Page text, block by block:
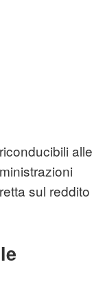
alle
sul reddito